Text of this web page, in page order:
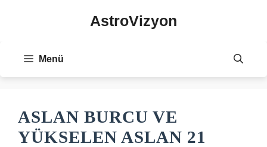
AstroVizyon
Menü
ASLAN BURCU VE
YÜKSELEN ASLAN 21